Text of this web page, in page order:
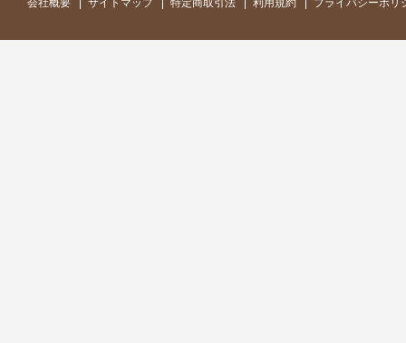
会社概要 サイトマップ 特定商取引法 利用規約 プライバシーポリ